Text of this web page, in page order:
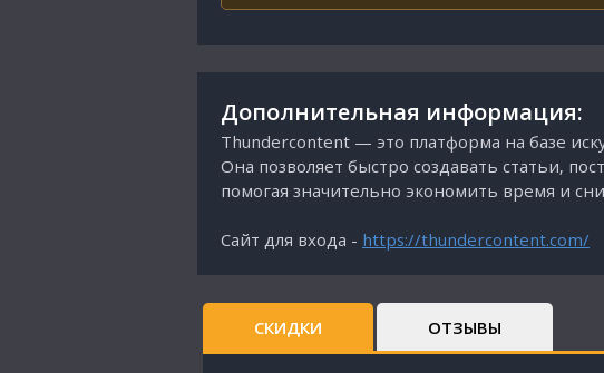
Дополнительная информация:
Thundercontent — это платформа на базе
Она позволяет быстро создавать статьи,
помогая значительно экономить время и
Сайт для входа - https://thundercontent.com/
СКИДКИ ОТЗЫВЫ